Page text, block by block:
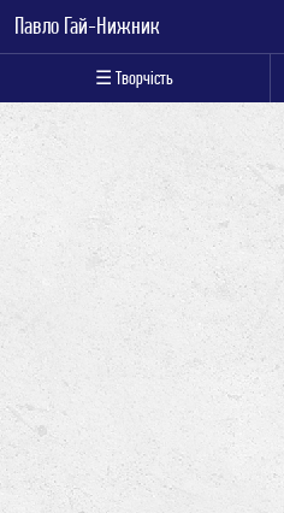
Павло Гай-Нижник
☰ Творчість